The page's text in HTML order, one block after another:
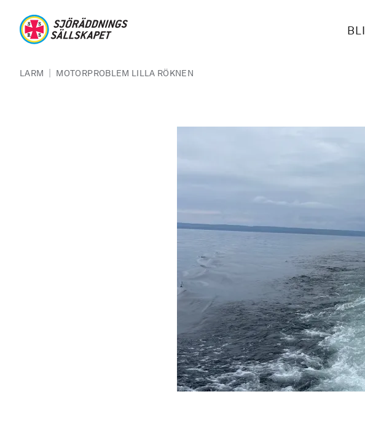
LARM | MOTORPROBLEM LILLA RÖKNEN